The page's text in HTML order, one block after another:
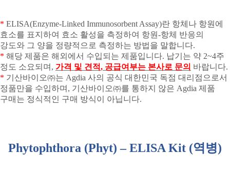
* ELISA(Enzyme-Linked Immunosorbent Assay)란 항체나 항원에
효소를 표지하여 효소 활성을 측정하여 항원-항체 반응의
강도와 그 양을 정량적으로 측정하는 방법을 말합니다.
* 해당 제품은 해외에서 수입되는 제품입니다. 납기는 약 2~4주
정도 소요되며 , 가격 및 견적, 공급여부는 본사로 문의 바랍니다.
* 기산바이오㈜는 Agdia 사의 공식 대한민국 독점 대리점으로서
정품만을 수입하며 , 기산바이오㈜를 통하지 않은 Agdia 제품
구매는 정식적인 구매 방식이 아닙니다.
Phytophthora (Phyt) – ELISA Kit (역병)